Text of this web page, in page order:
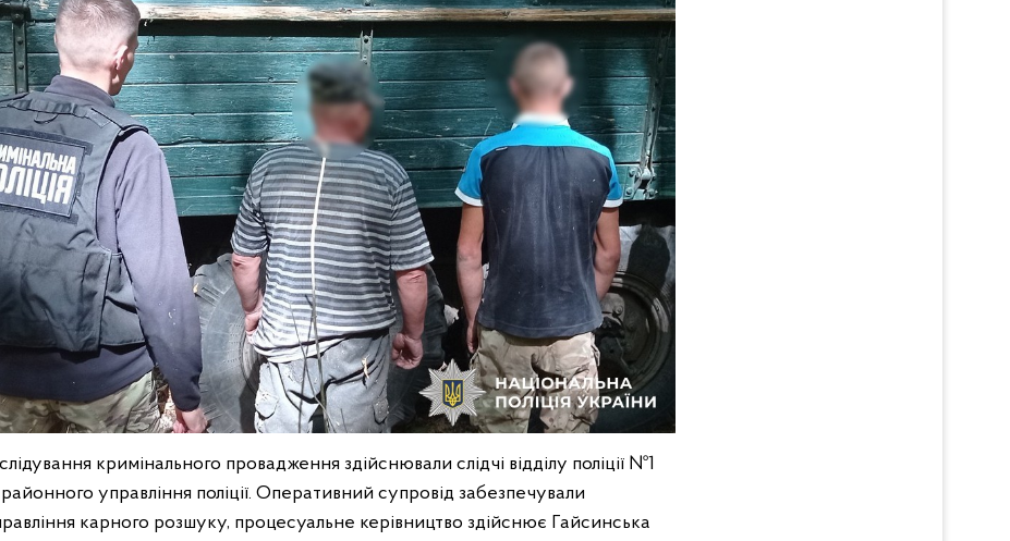
кримінального провадження здійснювали слідчі відділу поліції №1
управління поліції. Оперативний супровід забезпечували
карного розшуку, процесуальне керівництво здійснює Гайсинська